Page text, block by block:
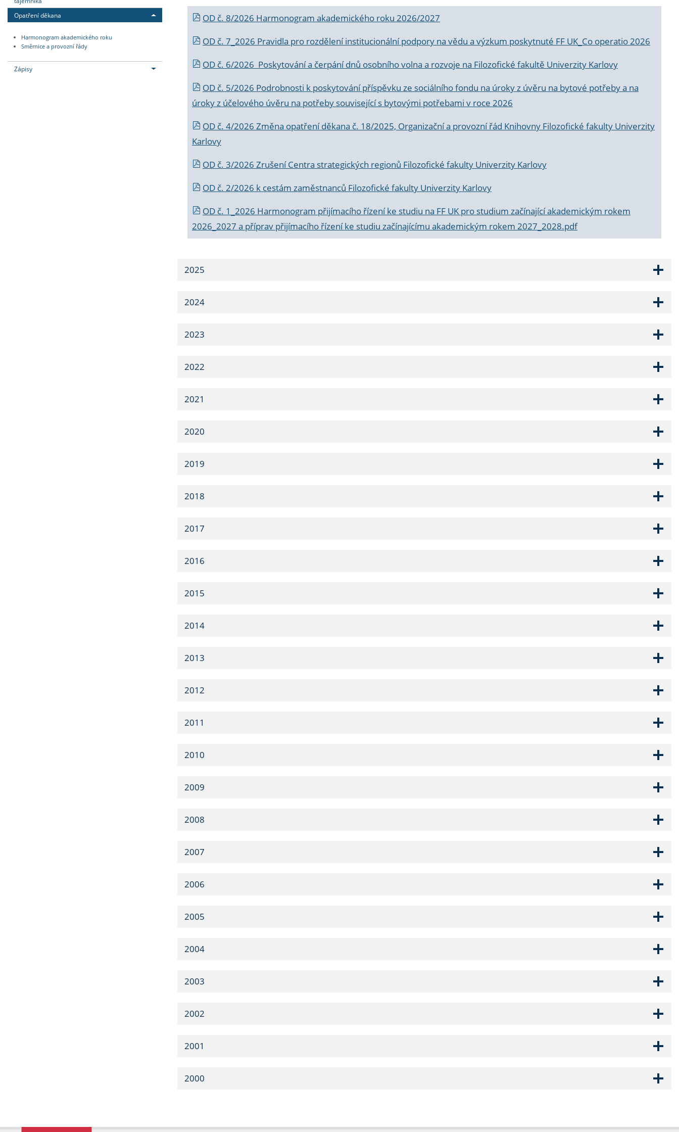
Opatření děkana
Harmonogram akademického roku
Směrnice a provozní řády
Zápisy
OD č. 8/2026 Harmonogram akademického roku 2026/2027
OD č. 7_2026 Pravidla pro rozdělení institucionální podpory na vědu a výzkum poskytnuté FF UK_Co operatio 2026
OD č. 6/2026 Poskytování a čerpání dnů osobního volna a rozvoje na Filozofické fakultě Univerzity Karlovy
OD č. 5/2026 Podrobnosti k poskytování příspěvku ze sociálního fondu na úroky z úvěru na bytové potřeby a na
úroky z účelového úvěru na potřeby související s bytovými potřebami v roce 2026
OD č. 4/2026 Změna opatření děkana č. 18/2025, Organizační a provozní řád Knihovny Filozofické fakulty Univerzity
Karlovy
OD č. 3/2026 Zrušení Centra strategických regionů Filozofické fakulty Univerzity Karlovy
OD č. 2/2026 k cestám zaměstnanců Filozofické fakulty Univerzity Karlovy
OD č. 1_2026 Harmonogram přijímacího řízení ke studiu na FF UK pro studium začínající akademickým rokem
2026_2027 a příprav přijímacího řízení ke studiu začínajícímu akademickým rokem 2027_2028.pdf
2025
2024
2023
2022
2021
2020
2019
2018
2017
2016
2015
2014
2013
2012
2011
2010
2009
2008
2007
2006
2005
2004
2003
2002
2001
2000